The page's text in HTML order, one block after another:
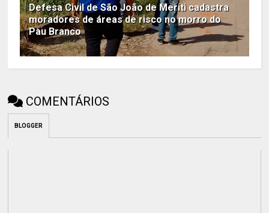
Defesa Civil de São João de Meriti cadastra
moradores de áreas de risco no morro do
Pau Branco
COMENTÁRIOS
BLOGGER